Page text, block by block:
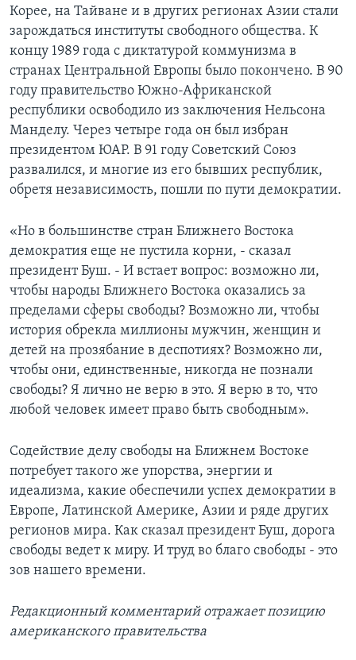
Корее, на Тайване и в других регионах Азии стали
зарождаться институты свободного общества. К
концу 1989 года с диктатурой коммунизма в
странах Центральной Европы было покончено. В 90
году правительство Южно-Африканской
республики освободило из заключения Нельсона
Манделу. Через четыре года он был избран
президентом ЮАР. В 91 году Советский Союз
развалился, и многие из его бывших республик,
обретя независимость, пошли по пути демократии.
«Но в большинстве стран Ближнего Востока
демократия еще не пустила корни, - сказал
президент Буш. - И встает вопрос: возможно ли,
чтобы народы Ближнего Востока оказались за
пределами сферы свободы? Возможно ли, чтобы
история обрекла миллионы мужчин, женщин и
детей на прозябание в деспотиях? Возможно ли,
чтобы они, единственные, никогда не познали
свободы? Я лично не верю в это. Я верю в то, что
любой человек имеет право быть свободным».
Содействие делу свободы на Ближнем Востоке
потребует такого же упорства, энергии и
идеализма, какие обеспечили успех демократии в
Европе, Латинской Америке, Азии и ряде других
регионов мира. Как сказал президент Буш, дорога
свободы ведет к миру. И труд во благо свободы - это
зов нашего времени.
Редакционный комментарий отражает позицию
американского правительства